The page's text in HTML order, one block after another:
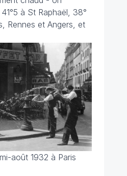
à St Raphaël, 38°
Rennes et Angers, et
août 1932 à Paris